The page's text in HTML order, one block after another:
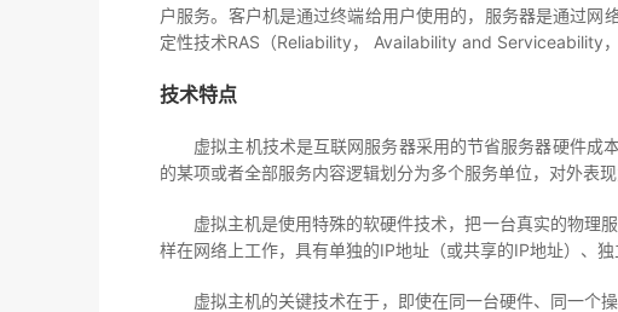
户服务。客户机是通过终端给用户使用的，服务器是通过
定性技术RAS（Reliability， Availability and Serviceability
技术特点
虚拟主机技术是互联网服务器采用的节省服务器硬件成
的某项或者全部服务内容逻辑划分为多个服务单位，对外表
虚拟主机是使用特殊的软硬件技术，把一台真实的物理服
样在网络上工作，具有单独的IP地址（或共享的IP地址）、
虚拟主机的关键技术在于，即使在同一台硬件、同一个操